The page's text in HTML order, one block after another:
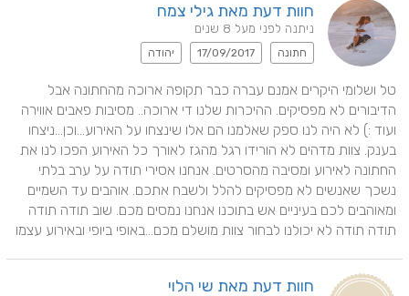
חוות דעת מאת גילי צמח
ניתנה לפני מעל 8 שנים
חתונה 17/09/2017 יהודה
תודה תודה לא יכולנו לבחור צוות מושלם מכם...באופי ביופי ובאירוע עצמו
חוות דעת מאת שי הלוי